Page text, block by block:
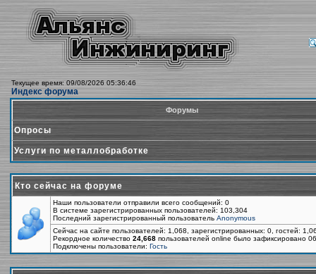
Текущее время: 09/08/2026 05:36:46
Индекс форума
Форумы
Опросы
Услуги по металлобработке
Кто сейчас на форуме
Наши пользователи отправили всего сообщений: 0
В системе зарегистрированных пользователей: 103,304
Последний зарегистрированный пользователь Anonymous
Сейчас на сайте пользователей: 1,068, зарегистрированных: 0, гостей:
Рекордное количество 24,668 пользователей online было зафиксировано
Подключены пользователи: Гость